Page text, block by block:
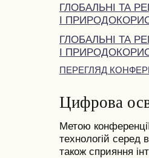
ГЛОБАЛЬНІ ТА
І
ГЛОБАЛЬНІ ТА
І
ПЕРЕГЛЯД
Цифрова
Метою
технологій серед
також сприяння